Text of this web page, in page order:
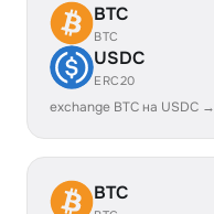
BTC
BTC
USDC
ERC20
exchange BTC на USDC →
BTC